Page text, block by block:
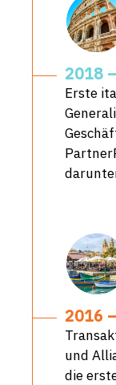
2018
Erste
2016
und
die